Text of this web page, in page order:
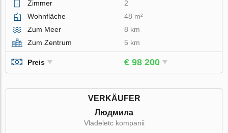
Zimmer
2
Wohnfläche
48 m²
Zum Meer
8 km
Zum Zentrum
5 km
Preis € 98 200
VERKÄUFER
Людмила
Vladeletc kompanii